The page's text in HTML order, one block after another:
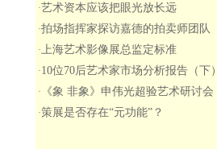
·艺术资本应该把眼光放长远
·拍场指挥家探访嘉德的拍卖师团队
·上海艺术影像展总监定标准
·10位70后艺术家市场分析报告（下）
· 《象 非象》申伟光超验艺术研讨会
·策展是否存在“元功能”？